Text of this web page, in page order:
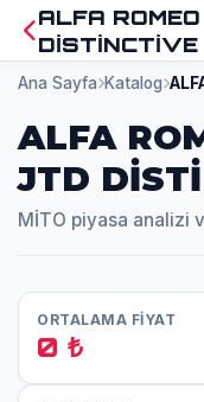
ALFA
DİSTİNCTİVE
Ana Sayfa Katalog
ALFA
JTD
MİTO piyasa analizi
ORTALAMA FİYAT
0 ₺